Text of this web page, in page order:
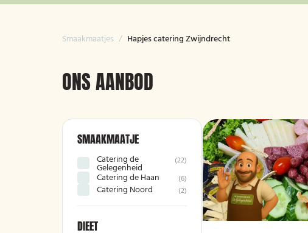
Smaakmaatjes / Hapjes catering Zwijndrecht
ONS AANBOD
SMAAKMAATJE
Catering de
Gelegenheid
(22)
Catering de Haan (6)
Catering Noord (2)
DIEET